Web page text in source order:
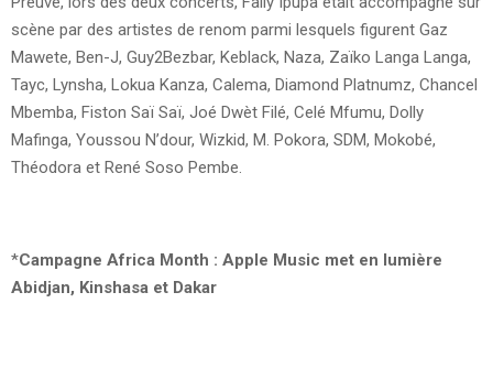
scène par des artistes de renom parmi lesquels figurent Gaz
Mawete, Ben-J, Guy2Bezbar, Keblack, Naza, Zaïko Langa Langa,
Tayc, Lynsha, Lokua Kanza, Calema, Diamond Platnumz, Chancel
Mbemba, Fiston Saï Saï, Joé Dwèt Filé, Celé Mfumu, Dolly
Mafinga, Youssou N’dour, Wizkid, M. Pokora, SDM, Mokobé,
Théodora et René Soso Pembe.
*Campagne Africa Month : Apple Music met en lumière
Abidjan, Kinshasa et Dakar